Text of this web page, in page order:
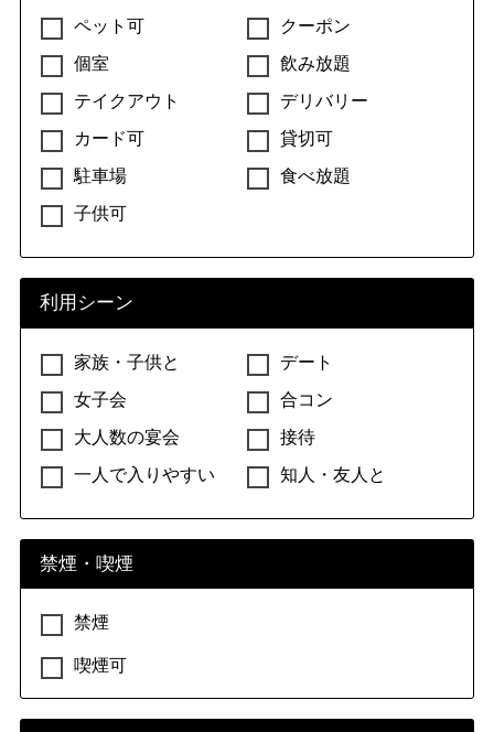
ペット可
クーポン
個室
飲み放題
テイクアウト
デリバリー
カード可
貸切可
駐車場
食べ放題
子供可
利用シーン
家族・子供と
デート
女子会
合コン
大人数の宴会
接待
一人で入りやすい
知人・友人と
禁煙・喫煙
禁煙
喫煙可